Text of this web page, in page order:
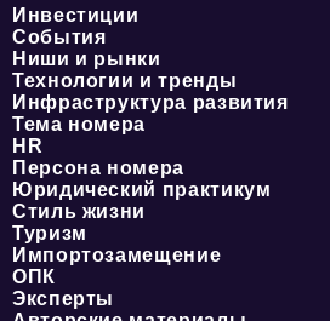
Инвестиции
События
Ниши и рынки
Технологии и тренды
Инфраструктура развития
Тема номера
HR
Персона номера
Юридический практикум
Стиль жизни
Туризм
Импортозамещение
ОПК
Эксперты